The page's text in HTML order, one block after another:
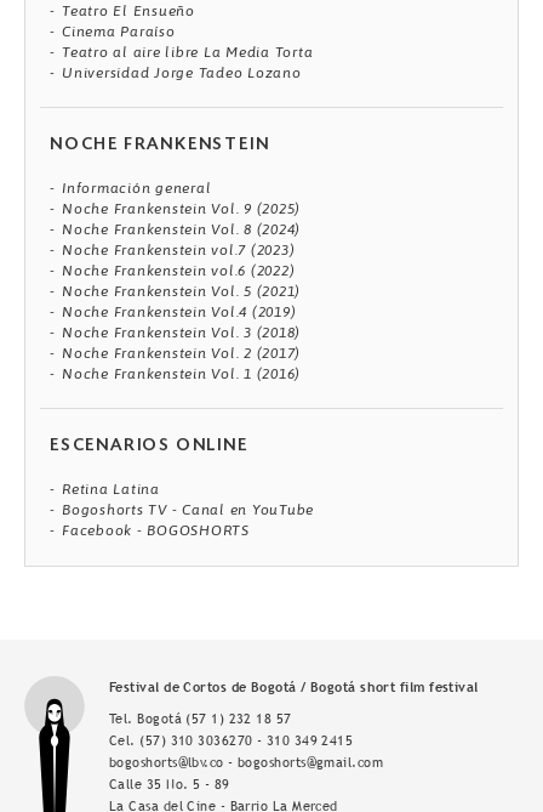
Teatro El Ensueño
Cinema Paraíso
Teatro al aire libre La Media Torta
Universidad Jorge Tadeo Lozano
NOCHE FRANKENSTEIN
Información general
Noche Frankenstein Vol. 9 (2025)
Noche Frankenstein Vol. 8 (2024)
Noche Frankenstein vol.7 (2023)
Noche Frankenstein vol.6 (2022)
Noche Frankenstein Vol. 5 (2021)
Noche Frankenstein Vol.4 (2019)
Noche Frankenstein Vol. 3 (2018)
Noche Frankenstein Vol. 2 (2017)
Noche Frankenstein Vol. 1 (2016)
ESCENARIOS ONLINE
Retina Latina
Bogoshorts TV - Canal en YouTube
Facebook - BOGOSHORTS
Festival de Cortos de Bogotá / Bogotá short film festival
Tel. Bogotá (57 1) 232 18 57
Cel. (57) 310 3036270 - 310 349 2415
bogoshorts@lbv.co - bogoshorts@gmail.com
Calle 35 No. 5 - 89
La Casa del Cine - Barrio La Merced